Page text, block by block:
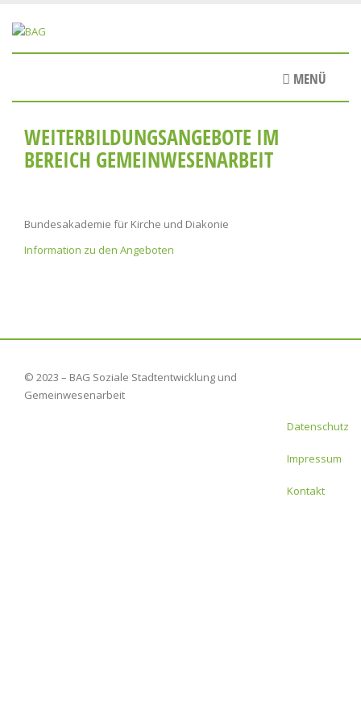
zum
MENÜ
WEITERBILDUNGSANGEBOTE IM
BEREICH GEMEINWESENARBEIT
Bundesakademie für Kirche und Diakonie
Information zu den Angeboten
© 2023 – BAG Soziale Stadtentwicklung und
Gemeinwesenarbeit
Datenschutz
Impressum
Kontakt